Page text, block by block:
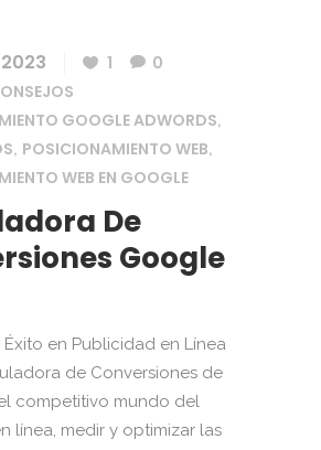
1
0
GOOGLE ADWORDS,
, POSICIONAMIENTO WEB,
WEB EN GOOGLE
De
Google
Éxito en Publicidad en Línea
de Conversiones de
competitivo mundo del
línea, medir y optimizar las